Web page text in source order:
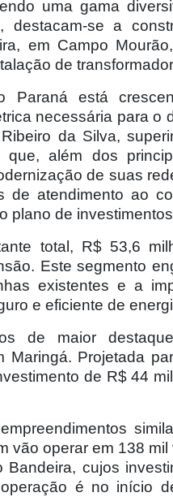
uma gama
destacam-se a
em Campo
de
Paraná está
necessária para o
da Silva,
que, além dos
de suas
de atendimento ao
plano de
total, R$ 53,6
Este segmento
existentes e a
e eficiente de
de maior
Maringá. Projetada
de R$ 44
vão operar em 138
Bandeira, cujos
é no início